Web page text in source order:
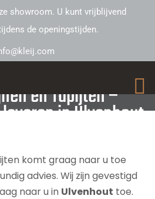
showroom. U kunt vrijblijvend
de openingstijden.
en Tapijten –
in Ulvenhout
komt graag naar u toe
advies. Wij zijn gevestigd
naar u in Ulvenhout toe.